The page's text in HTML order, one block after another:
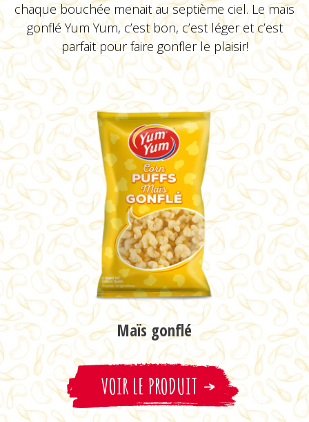
chaque bouchée menait au septième ciel. Le maïs
gonflé Yum Yum, c’est bon, c’est léger et c’est
parfait pour faire gonfler le plaisir!
Maïs gonflé
VOIR LE PRODUIT